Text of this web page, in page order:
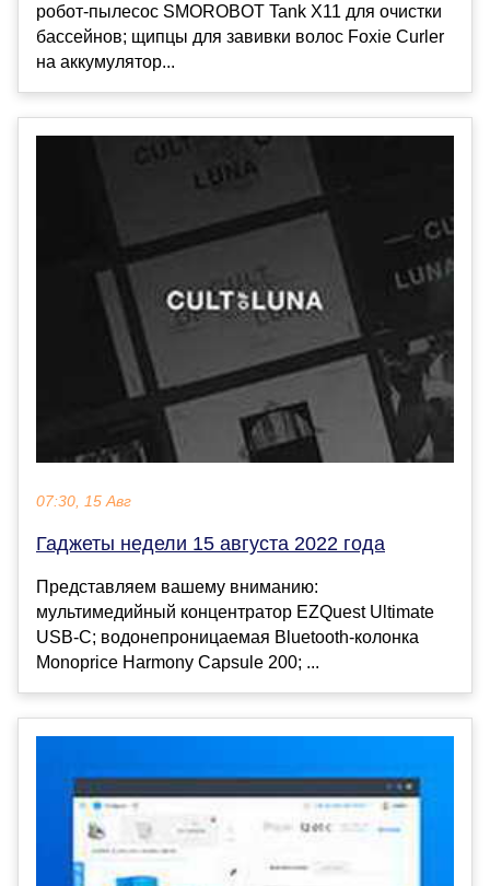
робот-пылесос SMOROBOT Tank X11 для очистки
бассейнов; щипцы для завивки волос Foxie Curler
на аккумулятор...
07:30, 15 Авг
Гаджеты недели 15 августа 2022 года
Представляем вашему вниманию:
мультимедийный концентратор EZQuest Ultimate
USB-C; водонепроницаемая Bluetooth-колонка
Monoprice Harmony Capsule 200; ...